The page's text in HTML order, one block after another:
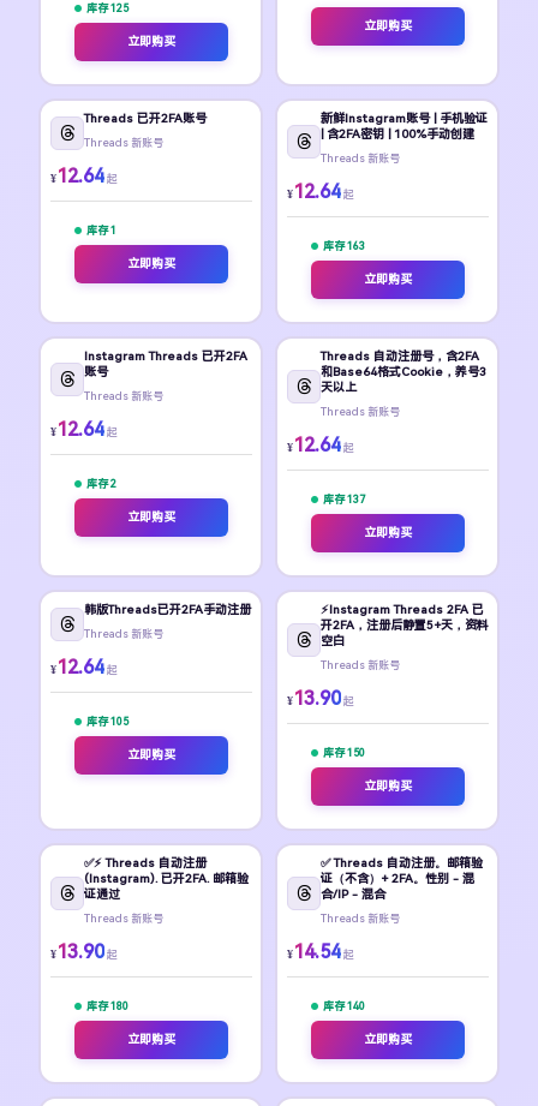
库存 125
立即购买
立即购买
Threads 已开2FA账号
Threads 新账号
¥12.64 起
库存 1
立即购买
新鲜Instagram账号 | 手机验证
| 含2FA密钥 | 100%手动创建
Threads 新账号
¥12.64 起
库存 163
立即购买
Instagram Threads 已开2FA
账号
Threads 新账号
¥12.64 起
库存 2
立即购买
Threads 自动注册号，含2FA
和Base64格式Cookie，养号3
天以上
Threads 新账号
¥12.64 起
库存 137
立即购买
韩版Threads已开2FA手动注册
Threads 新账号
¥12.64 起
库存 105
立即购买
⚡️Instagram Threads 2FA 已
开2FA，注册后静置5+天，资料
空白
Threads 新账号
¥13.90 起
库存 150
立即购买
✅⚡️ Threads 自动注册
(Instagram). 已开2FA. 邮箱验
证通过
Threads 新账号
¥13.90 起
库存 180
立即购买
✅ Threads 自动注册。邮箱验
证（不含）+ 2FA。性别 - 混
合/IP - 混合
Threads 新账号
¥14.54 起
库存 140
立即购买